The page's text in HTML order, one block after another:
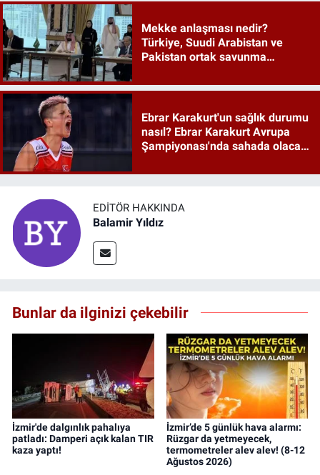
Mekke anlaşması nedir?
Türkiye, Suudi Arabistan ve
Pakistan ortak savunma
Ebrar Karakurt'un sağlık durumu
nasıl? Ebrar Karakurt Avrupa
Şampiyonası'nda sahada olacak
EDITÖR HAKKINDA
Balamir Yıldız
Bunlar da ilginizi çekebilir
İzmir'de dalgınlık pahalıya
patladı: Damperi açık kalan TIR
kaza yaptı!
İzmir’de 5 günlük hava alarmı:
Rüzgar da yetmeyecek,
termometreler alev alev! (8-12
Ağustos 2026)